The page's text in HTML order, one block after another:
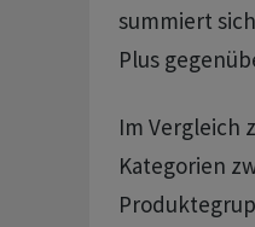
summiert
Plus
Im Vergleich
Kategorien